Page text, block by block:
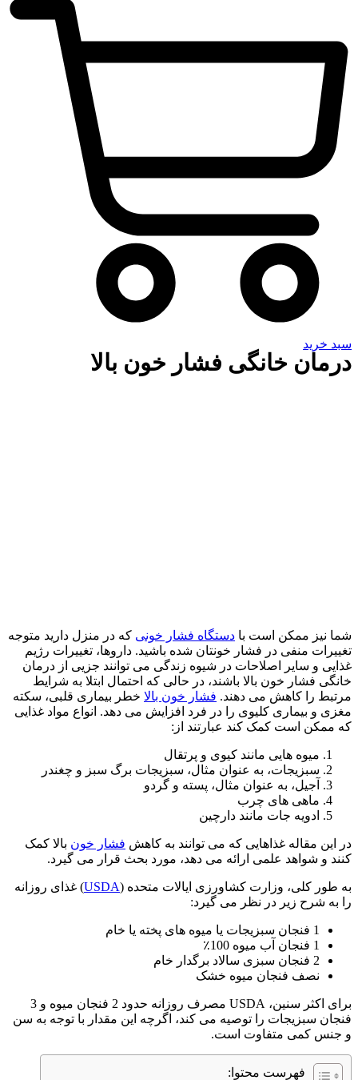
سبد خرید
درمان خانگی فشار خون بالا
شما نیز ممکن است با دستگاه فشار خونی که در منزل دارید متوجه
تغییرات منفی در فشار خونتان شده باشید. داروها، تغییرات رژیم
غذایی و سایر اصلاحات در شیوه زندگی می توانند جزیی از درمان
خانگی فشار خون بالا باشند، در حالی که احتمال ابتلا به شرایط
مرتبط را کاهش می دهند. فشار خون بالا خطر بیماری قلبی، سکته
مغزی و بیماری کلیوی را در فرد افزایش می دهد. انواع مواد غذایی
که ممکن است کمک کند عبارتند از:
میوه هایی مانند کیوی و پرتقال
سبزیجات، به عنوان مثال، سبزیجات برگ سبز و چغندر
آجیل، به عنوان مثال، پسته و گردو
ماهی های چرب
ادویه جات مانند دارچین
در این مقاله غذاهایی که می توانند به کاهش فشار خون بالا کمک
کنند و شواهد علمی ارائه می دهد، مورد بحث قرار می گیرد.
به طور کلی، وزارت کشاورزی ایالات متحده (USDA) غذای روزانه
را به شرح زیر در نظر می گیرد:
1 فنجان سبزیجات یا میوه های پخته یا خام
1 فنجان آب میوه 100٪
2 فنجان سبزی سالاد برگدار خام
نصف فنجان میوه خشک
برای اکثر سنین، USDA مصرف روزانه حدود 2 فنجان میوه و 3
فنجان سبزیجات را توصیه می کند، اگرچه این مقدار با توجه به سن
و جنس کمی متفاوت است.
فهرست محتوا: